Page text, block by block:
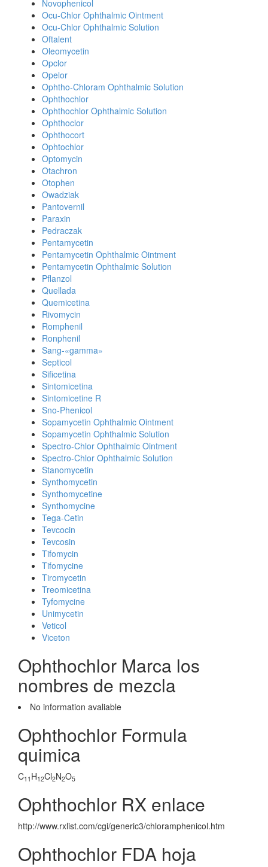
Novophenicol
Ocu-Chlor Ophthalmic Ointment
Ocu-Chlor Ophthalmic Solution
Oftalent
Oleomycetin
Opclor
Opelor
Ophtho-Chloram Ophthalmic Solution
Ophthochlor
Ophthochlor Ophthalmic Solution
Ophthoclor
Ophthocort
Ophtochlor
Optomycin
Otachron
Otophen
Owadziak
Pantovernil
Paraxin
Pedraczak
Pentamycetin
Pentamycetin Ophthalmic Ointment
Pentamycetin Ophthalmic Solution
Pflanzol
Quellada
Quemicetina
Rivomycin
Romphenil
Ronphenil
Sang-«gamma»
Septicol
Sificetina
Sintomicetina
Sintomicetine R
Sno-Phenicol
Sopamycetin Ophthalmic Ointment
Sopamycetin Ophthalmic Solution
Spectro-Chlor Ophthalmic Ointment
Spectro-Chlor Ophthalmic Solution
Stanomycetin
Synthomycetin
Synthomycetine
Synthomycine
Tega-Cetin
Tevcocin
Tevcosin
Tifomycin
Tifomycine
Tiromycetin
Treomicetina
Tyfomycine
Unimycetin
Veticol
Viceton
Ophthochlor Marca los
nombres de mezcla
No information avaliable
Ophthochlor Formula
quimica
C11 H12Cl2N2O5
Ophthochlor RX enlace
http://www.rxlist.com/cgi/generic3/chloramphenicol.htm
Ophthochlor FDA hoja